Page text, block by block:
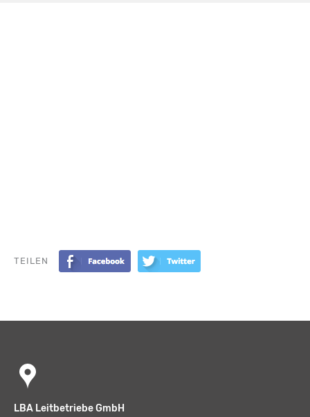
TEILEN
LBA Leitbetriebe GmbH